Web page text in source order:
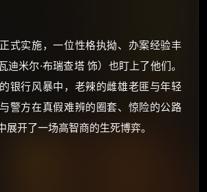
式实施，一位性格执拗、办案经验丰
迪米尔·布瑞查塔 饰）也盯上了他们。
银行风暴中，老辣的雌雄老匪与年轻
警方在真假难辨的圈套、惊险的公路
展开了一场高智商的生死博弈。